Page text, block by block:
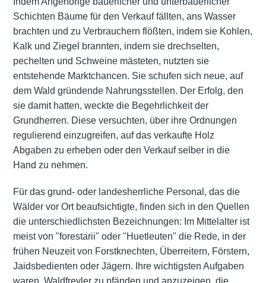
Schichten Bäume für den Verkauf fällten, ans Wasser
brachten und zu Verbrauchern flößten, indem sie Kohlen,
Kalk und Ziegel brannten, indem sie drechselten,
pechelten und Schweine mästeten, nutzten sie
entstehende Marktchancen. Sie schufen sich neue, auf
dem Wald gründende Nahrungsstellen. Der Erfolg, den
sie damit hatten, weckte die Begehrlichkeit der
Grundherren. Diese versuchten, über ihre Ordnungen
regulierend einzugreifen, auf das verkaufte Holz
Abgaben zu erheben oder den Verkauf selber in die
Hand zu nehmen.
Für das grund- oder landesherrliche Personal, das die
Wälder vor Ort beaufsichtigte, finden sich in den Quellen
die unterschiedlichsten Bezeichnungen: Im Mittelalter ist
meist von "forestarii" oder "Huetleuten" die Rede, in der
frühen Neuzeit von Forstknechten, Überreitern, Förstern,
Jaidsbedienten oder Jägern. Ihre wichtigsten Aufgaben
waren, Waldfrevler zu pfänden und anzuzeigen, die